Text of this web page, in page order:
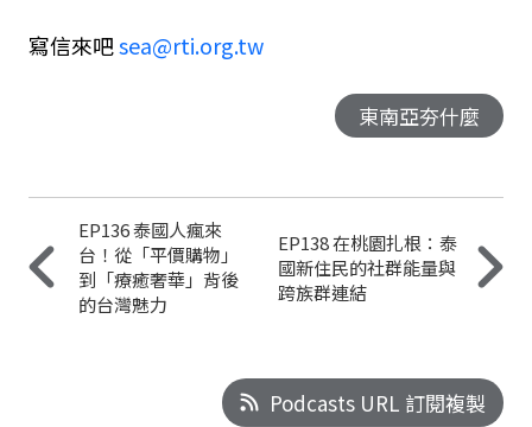
寫信來吧sea@rti.org.tw
東南亞夯什麼
EP136 泰國人瘋來
台！從「平價購物」
到「療癒奢華」背後
的台灣魅力
EP138 在桃園扎根：泰
國新住民的社群能量與
跨族群連結
Podcasts URL 訂閱複製